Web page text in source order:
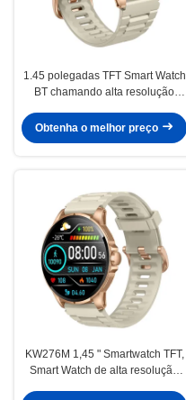
1.45 polegadas TFT Smart Watch
BT chamando alta resolução
saúde
Obtenha o melhor preço
KW276M 1,45 " Smartwatch TFT,
Smart Watch de alta resolução